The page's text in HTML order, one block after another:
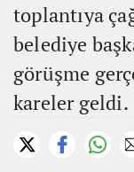
toplantıya
belediye
görüşme
kareler geldi.